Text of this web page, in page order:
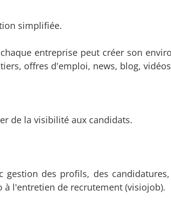
simplifiée.
entreprise peut créer son
offres d'emploi, news, blog,
de la visibilité aux candidats.
gestion des profils, des
l'entretien de recrutement (visiojob).